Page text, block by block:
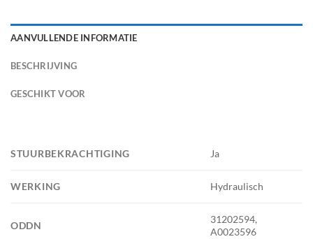
AANVULLENDE INFORMATIE
BESCHRIJVING
GESCHIKT VOOR
STUURBEKRACHTIGING Ja
WERKING Hydraulisch
ODDN
31202594,
A0023596